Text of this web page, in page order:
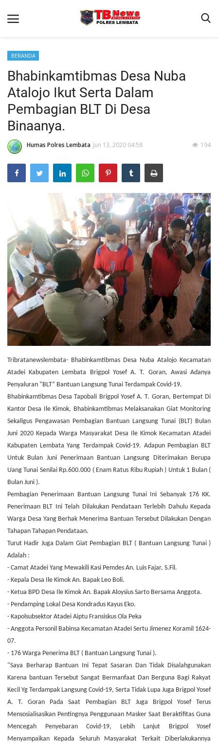
Beranda
Binkam
Terms & Conditions
Giat Ops
Reskrim
Polisi Kita
Lantas
BERANDA
Bhabinkamtibmas Desa Nuba
Atalojo Ikut Serta Dalam
Pembagian BLT Di Desa
Binaanya.
Humas Polres Lembata Jun 13, 2020 04:58 194
Tribratanewslembata- Bhabinkamtibmas Desa Nuba Atalojo Kecamatan
Atadei Kabupaten Lembata Brigpol Yosef A. T. Goran, Awasi Adanya
Penyaluran “BLT” Bantuan Langsung Tunai Terdampak Covid-19.
Bhabinkamtibmas Desa Tapobali Brigpol Yosef A. T. Goran, Bertempat Di
Kantor Desa Ile Kimok, Bhabinkamtibmas Melaksanakan Giat Monitoring
Sekaligus Pengawasan Pembagian Bantuan Langsung Tunai (BLT) Bulan
Juni 2020 Kepada Warga Masyarakat Desa Ile Kimok Kecamatan Atadei
Kabupaten Lembata Yang Terdampak Covid-19. Adapun Pembagian BLT
Untuk Bulan Juni Penerimaan Bantuan Langsung Diterimakan Berupa
Uang Tunai Senilai Rp.600.000 ( Enam Ratus Ribu Rupiah ) Untuk 1 Bulan (
Bulan Juni ).
Pembagian Penerimaan Bantuan Langsung Tunai Ini Sebanyak 176 KK.
Penerimaan BLT Ini Telah Dilakukan Pendataan Terlebih Dahulu Kepada
Warga Desa Yang Berhak Menerima Bantuan Tersebut Dilakukan Dengan
Tahapan Tahapan Pendataan.
Turut Hadir Juga Dalam Giat Pembagian BLT ( Bantuan Langsung Tunai )
Adalah :
- Camat Atadei Yang Mewakili Kasi Pemdes An. Luis Fajar, S.Fil.
- Kepala Desa Ile Kimok An. Bapak Leo Boli.
- Ketua BPD Desa Ile Kimok An. Bapak Aloysius Sarto Bersama Anggota.
- Pendamping Lokal Desa Kondradus Kayus Eko.
- Kapolsubsektor Atadei Aiptu Fransiskus Ola Peka
- Anggota Personil Babinsa Kecamatan Atadei Sertu Jimenez Koramil 1624-
07.
- 176 Warga Penerima BLT ( Bantuan Langsung Tunai ).
"Saya Berharap Bantuan Ini Tepat Sasaran Dan Tidak Disalahgunakan
Karena bantuan Tersebut Sangat Bermanfaat Dan Berguna Bagi Rakyat
Kecil Yg Terdampak Langsung Covid-19, Serta Tidak Lupa Juga Brigpol Yosef
A. T. Goran Pada Saat Pembagian BLT Juga Brigpol Yosef Terus
Mensosialisasikan Pentingnya Penggunaan Masker Saat Beraktifitas Guna
Mencegah Penyebaran Covid-19, Lebih Lanjut Brigpol Yosef
Menyampaikan Kepada Seluruh Masyarakat Terkait Diberlakukannya